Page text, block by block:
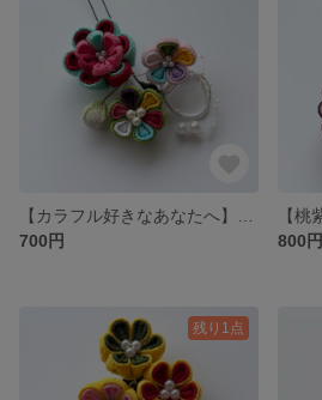
700円
800円
残り1点